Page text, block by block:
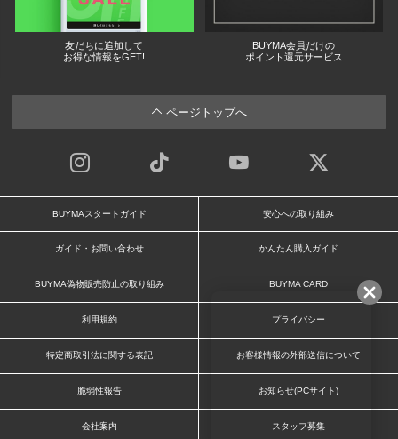
友だちに追加して
お得な情報をGET!
BUYMA会員だけの
ポイント還元サービス
ページトップへ
BUYMAスタートガイド 安心への取り組み
ガイド・お問い合わせ かんたん購入ガイド
BUYMA偽物販売防止の取り組み BUYMA CARD
利用規約 プライバシー
特定商取引法に関する表記 お客様情報の外部送信について
脆弱性報告 お知らせ(PCサイト)
会社案内 スタッフ募集